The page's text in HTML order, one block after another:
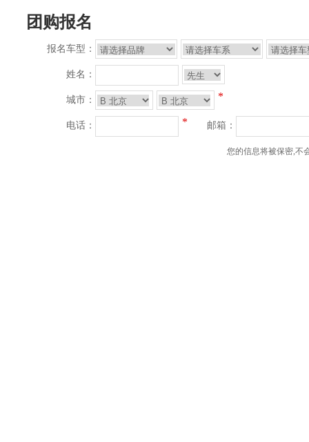
团购报名
报名车型：
姓名：
城市： *
电话： * 邮箱：
您的信息将被保密,不